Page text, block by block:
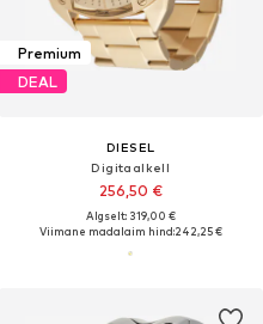
Premium
DEAL
DIESEL
Digitaalkell
256,50 €
Algselt: 319,00 €
Viimane madalaim hind:242,25 €